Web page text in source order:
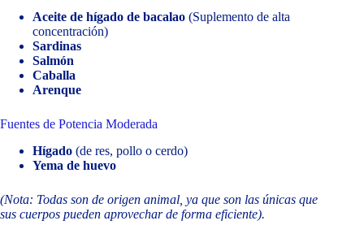
Aceite de hígado de bacalao (Suplemento de alta
concentración)
Sardinas
Salmón
Caballa
Arenque
Fuentes de Potencia Moderada
Hígado (de res, pollo o cerdo)
Yema de huevo
(Nota: Todas son de origen animal, ya que son las únicas que
sus cuerpos pueden aprovechar de forma eficiente).